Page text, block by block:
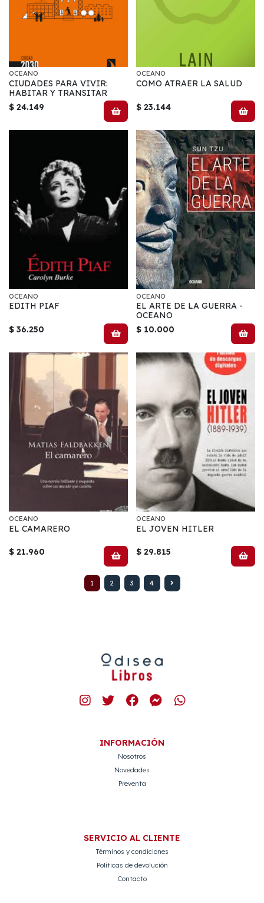
OCEANO
CIUDADES PARA VIVIR:
HABITAR Y TRANSITAR
$ 24.149
OCEANO
COMO ATRAER LA SALUD
$ 23.144
OCEANO
EDITH PIAF
$ 36.250
OCEANO
EL ARTE DE LA GUERRA -
OCEANO
$ 10.000
OCEANO
EL CAMARERO
$ 21.960
OCEANO
EL JOVEN HITLER
$ 29.815
1 2 3 4
INFORMACIÓN
Nosotros
Novedades
Preventa
SERVICIO AL CLIENTE
Términos y condiciones
Políticas de devolución
Contacto